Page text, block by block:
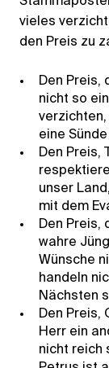
vieles
den Preis zu
Den Preis,
nicht so
verzichten,
eine
Den Preis,
unser
mit dem
Den Preis,
wahre
Wünsche
handeln
Nächsten
Den Preis,
Herr ein
nicht reich